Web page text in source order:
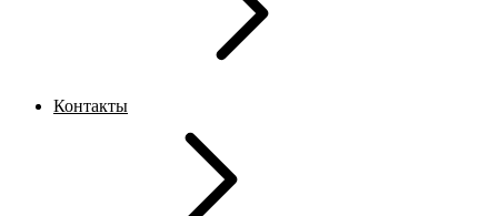
Контакты